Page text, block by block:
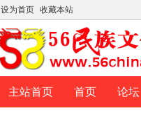
设为首页 收藏本站
主站首页 首页 论坛